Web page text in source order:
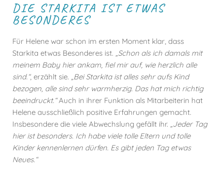
DIE STARKITA IST ETWAS
BESONDERES
Für Helene war schon im ersten Moment klar, dass
Starkita etwas Besonderes ist. „Schon als ich damals mit
meinem Baby hier ankam, fiel mir auf, wie herzlich alle
sind.“, erzählt sie. „Bei Starkita ist alles sehr aufs Kind
bezogen, alle sind sehr warmherzig. Das hat mich richtig
beeindruckt.“Auch in ihrer Funktion als Mitarbeiterin hat
Helene ausschließlich positive Erfahrungen gemacht.
Insbesondere die viele Abwechslung gefällt ihr. „Jeder Tag
hier ist besonders. Ich habe viele tolle Eltern und tolle
Kinder kennenlernen dürfen. Es gibt jeden Tag etwas
Neues.“